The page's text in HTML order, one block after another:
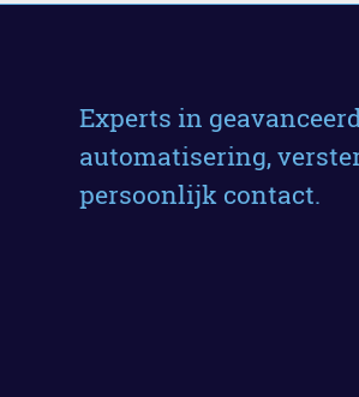
Experts in
automatisering,
persoonlijk contact.